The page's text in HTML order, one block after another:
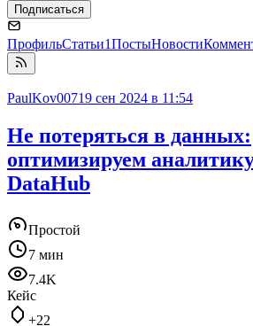
Подписаться
ПрофильСтатьи1ПостыНовости
PaulKov00719 сен 2024 в 11:54
Не потеряться в данных:
оптимизируем
DataHub
Простой
7 мин
7.4K
Кейс
+22